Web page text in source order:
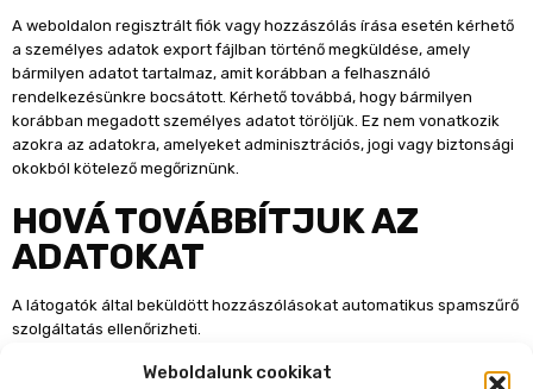
Weboldalunk cookikat
A weboldalon regisztrált fiók vagy hozzászólás írása esetén kérhető
a személyes adatok export fájlban történő megküldése, amely
bármilyen adatot tartalmaz, amit korábban a felhasználó
rendelkezésünkre bocsátott. Kérhető továbbá, hogy bármilyen
korábban megadott személyes adatot töröljük. Ez nem vonatkozik
azokra az adatokra, amelyeket adminisztrációs, jogi vagy biztonsági
okokból kötelező megőriznünk.
HOVÁ TOVÁBBÍTJUK AZ
ADATOKAT
A látogatók által beküldött hozzászólásokat automatikus spamszűrő
szolgáltatás ellenőrizheti.
Kapcsolati adatok